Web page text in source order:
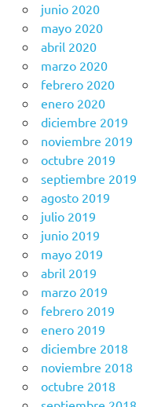
junio 2020
mayo 2020
abril 2020
marzo 2020
febrero 2020
enero 2020
diciembre 2019
noviembre 2019
octubre 2019
septiembre 2019
agosto 2019
julio 2019
junio 2019
mayo 2019
abril 2019
marzo 2019
febrero 2019
enero 2019
diciembre 2018
noviembre 2018
octubre 2018